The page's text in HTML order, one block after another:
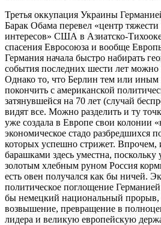
Третья оккупация Украины
Барак Обама перевел «центр
интересов» США в Азиатско-
спасения Евросоюза и вообще
Германия начала быстро набирать
события последних шести лет можно
Однако то, что Берлин тем или иным
покончить с американской
затянувшейся на 70 лет (случай
видят все. Можно разделить и ту
уже создала в Европе свои колонии
экономическое стадо разбредшихся
которых успешно стрижет. Впрочем,
барашками здесь уместна, поскольку
золотым хлебным руном Россия
есть овен получался как бы ничей.
политическое поглощение
бы немецкий национальный прорыв,
возвышение, превращение в
лидера и великую европейскую